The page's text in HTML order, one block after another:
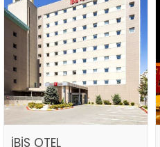
İBİS OTEL